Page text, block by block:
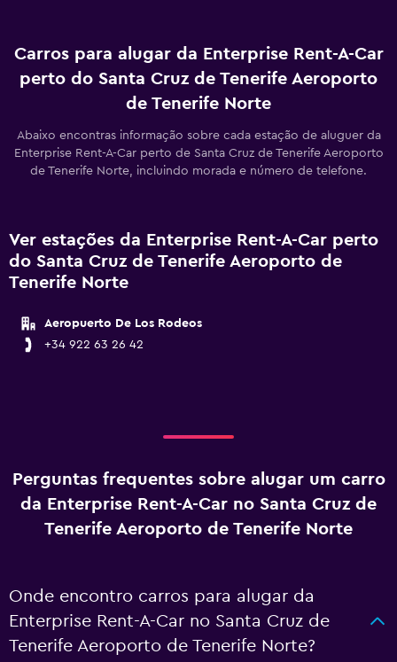
Carros para alugar da Enterprise Rent-A-Car
perto do Santa Cruz de Tenerife Aeroporto
de Tenerife Norte
Abaixo encontras informação sobre cada estação de aluguer da
Enterprise Rent-A-Car perto de Santa Cruz de Tenerife Aeroporto
de Tenerife Norte, incluindo morada e número de telefone.
Ver estações da Enterprise Rent-A-Car perto
do Santa Cruz de Tenerife Aeroporto de
Tenerife Norte
Aeropuerto De Los Rodeos
+34 922 63 26 42
Perguntas frequentes sobre alugar um carro
da Enterprise Rent-A-Car no Santa Cruz de
Tenerife Aeroporto de Tenerife Norte
Onde encontro carros para alugar da
Enterprise Rent-A-Car no Santa Cruz de
Tenerife Aeroporto de Tenerife Norte?